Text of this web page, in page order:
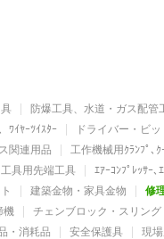
防爆工具、水道・ガス配管
ﾜｲﾔｰﾂｲｽﾀｰ
ドライバー・ビ
関連用品
工作機械用ｸﾗﾝﾌﾟ､
具用先端工具
ｴｱｰｺﾝﾌﾟﾚｯｻｰ
建築金物・家具金物
修
機 チェンブロック・スリン
・消耗品 安全保護具
現